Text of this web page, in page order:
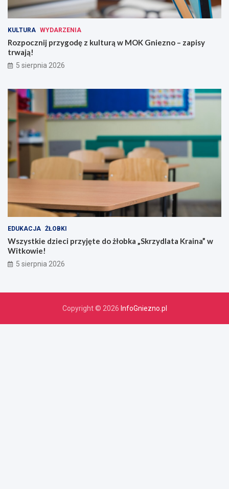
KULTURA WYDARZENIA
Rozpocznij przygodę z kulturą w MOK Gniezno – zapisy
trwają!
5 sierpnia 2026
EDUKACJA ŻŁOBKI
Wszystkie dzieci przyjęte do żłobka „Skrzydlata Kraina” w
Witkowie!
5 sierpnia 2026
Copyright © 2026 InfoGniezno.pl